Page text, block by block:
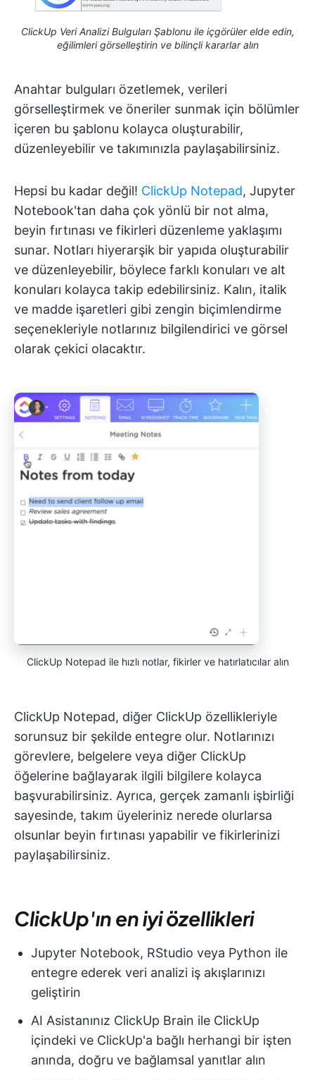
ClickUp Veri Analizi Bulguları Şablonu ile içgörüler elde edin,
eğilimleri görselleştirin ve bilinçli kararlar alın
Anahtar bulguları özetlemek, verileri
görselleştirmek ve öneriler sunmak için bölümler
içeren bu şablonu kolayca oluşturabilir,
düzenleyebilir ve takımınızla paylaşabilirsiniz.
Hepsi bu kadar değil! ClickUp Notepad, Jupyter
Notebook'tan daha çok yönlü bir not alma,
beyin fırtınası ve fikirleri düzenleme yaklaşımı
sunar. Notları hiyerarşik bir yapıda oluşturabilir
ve düzenleyebilir, böylece farklı konuları ve alt
konuları kolayca takip edebilirsiniz. Kalın, italik
ve madde işaretleri gibi zengin biçimlendirme
seçenekleriyle notlarınız bilgilendirici ve görsel
olarak çekici olacaktır.
ClickUp Notepad ile hızlı notlar, fikirler ve hatırlatıcılar alın
ClickUp Notepad, diğer ClickUp özellikleriyle
sorunsuz bir şekilde entegre olur. Notlarınızı
görevlere, belgelere veya diğer ClickUp
öğelerine bağlayarak ilgili bilgilere kolayca
başvurabilirsiniz. Ayrıca, gerçek zamanlı işbirliği
sayesinde, takım üyeleriniz nerede olurlarsa
olsunlar beyin fırtınası yapabilir ve fikirlerinizi
paylaşabilirsiniz.
ClickUp'ın en iyi özellikleri
Jupyter Notebook, RStudio veya Python ile
entegre ederek veri analizi iş akışlarınızı
geliştirin
AI Asistanınız ClickUp Brain ile ClickUp
içindeki ve ClickUp'a bağlı herhangi bir işten
anında, doğru ve bağlamsal yanıtlar alın